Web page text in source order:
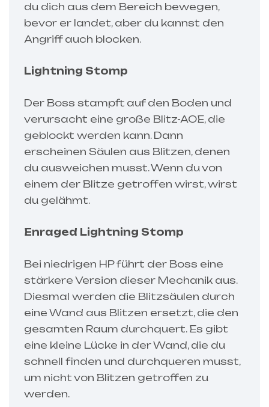
du dich aus dem Bereich bewegen,
bevor er landet, aber du kannst den
Angriff auch blocken.
Lightning Stomp
Der Boss stampft auf den Boden und
verursacht eine große Blitz-AOE, die
geblockt werden kann. Dann
erscheinen Säulen aus Blitzen, denen
du ausweichen musst. Wenn du von
einem der Blitze getroffen wirst, wirst
du gelähmt.
Enraged Lightning Stomp
Bei niedrigen HP führt der Boss eine
stärkere Version dieser Mechanik aus.
Diesmal werden die Blitzsäulen durch
eine Wand aus Blitzen ersetzt, die den
gesamten Raum durchquert. Es gibt
eine kleine Lücke in der Wand, die du
schnell finden und durchqueren musst,
um nicht von Blitzen getroffen zu
werden.